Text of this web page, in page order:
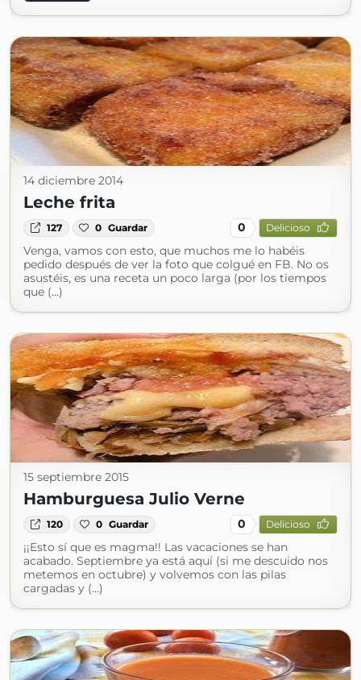
14 diciembre 2014
Leche frita
127 0 Guardar 0 Delicioso
Venga, vamos con esto, que muchos me lo habéis
pedido después de ver la foto que colgué en FB. No os
asustéis, es una receta un poco larga (por los tiempos
que (...)
15 septiembre 2015
Hamburguesa Julio Verne
120 0 Guardar 0 Delicioso
¡¡Esto sí que es magma!! Las vacaciones se han
acabado. Septiembre ya está aquí (si me descuido nos
metemos en octubre) y volvemos con las pilas
cargadas y (...)